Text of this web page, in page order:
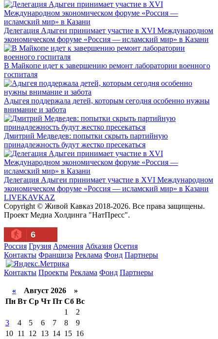
Делегация Адыгеи принимает участие в XVI Международном
экономическом форуме «Россия — исламский мир» в Казани
В Майкопе идет к завершению ремонт лаборатории военного
госпиталя
Адыгея поддержала детей, которым сегодня особенно нужны
внимание и забота
Дмитрий Медведев: попытки скрыть партийную
принадлежность будут жестко пресекаться
Делегация Адыгеи принимает участие в XVI Международном
экономическом форуме «Россия — исламский мир» в Казани
LIVEKAVKAZ
Copyright © Живой Кавказ 2018-2026. Все права защищены.
Проект Медиа Холдинга "НатПресс".
6
Россия Грузия Армения Абхазия Осетия
Контакты Франшиза Реклама Фонд Партнеры
Контакты Проекты Реклама Фонд Партнеры
« Август 2026 »
Пн Вт Ср Чт Пт Сб Вс
1
2
3
4 5 6 7 8
9
10 11 12 13 14 15 16